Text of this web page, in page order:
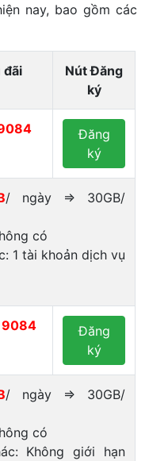
nay, bao gồm các
đãi
Nút Đăng
ký
Đăng
ký
/ ngày ⇒ 30GB/
có
1 tài khoản dịch vụ
9084
Đăng
ký
/ ngày ⇒ 30GB/
có
Không giới hạn